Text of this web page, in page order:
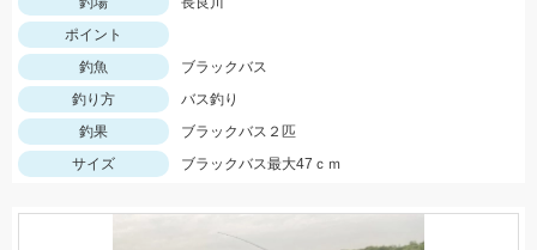
ポイント
釣魚
ブラックバス
釣り方
バス釣り
釣果
ブラックバス２匹
サイズ
ブラックバス最大47ｃｍ